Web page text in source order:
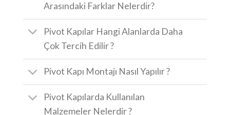
Arasındaki Farklar Nelerdir?
Pivot Kapılar Hangi Alanlarda Daha
Çok Tercih Edilir ?
Pivot Kapı Montajı Nasıl Yapılır ?
Pivot Kapılarda Kullanılan
Malzemeler Nelerdir ?